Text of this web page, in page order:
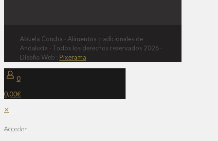
Abuela Concha · Alimentos tradicionales de
Andalucía · Todos los derechos reservados 2026 ·
Diseño Web : Pixerama
0
0,00€
✕
Acceder